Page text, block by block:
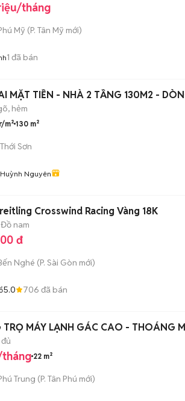
tháng
Mỹ (P. Tân Mỹ mới)
1 đã bán
MẶT TIỀN - NHÀ 2 TẦNG 130M2 -
hẻm
m² 130 m²
Sơn
Nguyên
Crosswind Racing Vàng 18K
Đồ nam
đ
Nghé (P. Sài Gòn mới)
5.0 706 đã bán
MÁY LẠNH GÁC CAO - THOÁNG
22 m²
Trung (P. Tân Phú mới)